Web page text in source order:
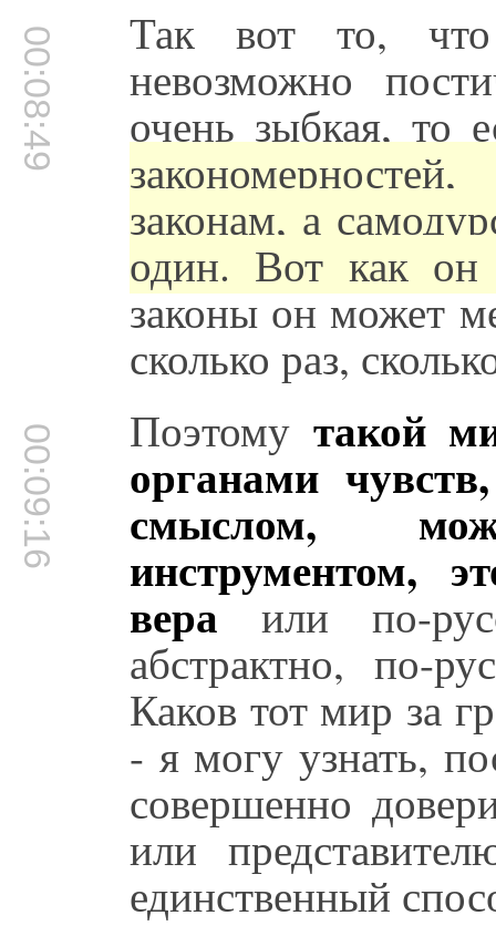
00:08:49 Так вот то,
невозможно
очень зыбкая, то
законам, а
один. Вот как он
законы он может
сколько раз,
00:09:16 Поэтому такой
органами
смыслом,
инструментом,
вера или по-
абстрактно, по-
Каков тот мир за
- я могу узнать,
совершенно
или
единственный